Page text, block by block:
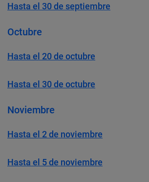
Hasta el 30 de septiembre
Octubre
Hasta el 20 de octubre
Hasta el 30 de octubre
Noviembre
Hasta el 2 de noviembre
Hasta el 5 de noviembre